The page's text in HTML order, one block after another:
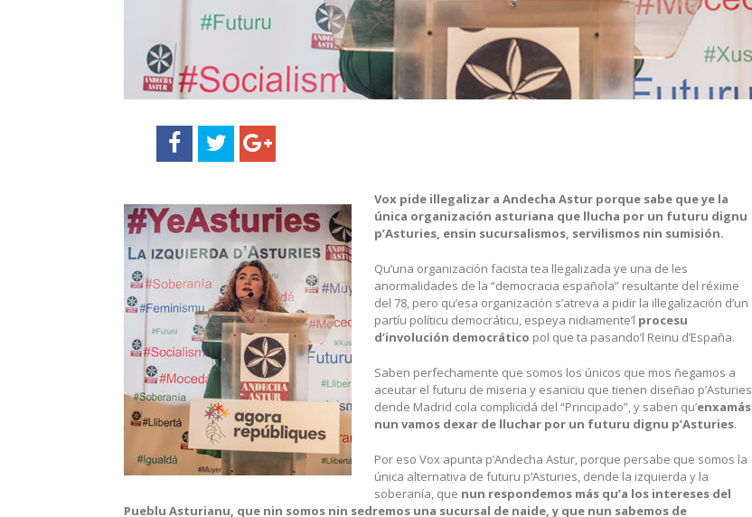
Vox pide illegalizar a Andecha Astur porque sabe que ye la
única organización asturiana que llucha por un futuru dignu
p’Asturies, ensin sucursalismos, servilismos nin sumisión.
Qu’una organización facista tea llegalizada ye una de les
anormalidades de la “democracia española” resultante del réxime
del 78, pero qu’esa organización s’atreva a pidir la illegalización d’un
partíu políticu democráticu, espeya nidiamente’l procesu
d’involución democrático pol que ta pasando’l Reinu d’España.
Saben perfechamente que somos los únicos que mos ñegamos a
aceutar el futuru de miseria y esaniciu que tienen diseñao p’Asturies
dende Madrid cola complicidá del “Principado”, y saben qu’enxamás
nun vamos dexar de lluchar por un futuru dignu p’Asturies.
Por eso Vox apunta p’Andecha Astur, porque persabe que somos la
única alternativa de futuru p’Asturies, dende la izquierda y la
soberanía, que nun respondemos más qu’a los intereses del
Pueblu Asturianu, que nin somos nin sedremos una sucursal de naide, y que nun sabemos de